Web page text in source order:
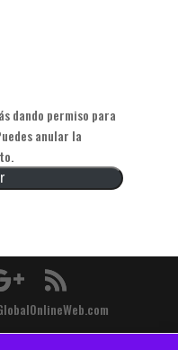
dando permiso para
anular la